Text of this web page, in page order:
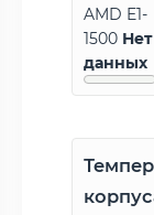
AMD E1-
1500 Нет
данных